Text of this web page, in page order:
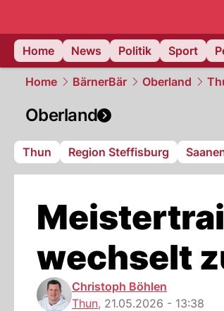
Home
News Politik Sport
Home BärnerBär Oberland
Oberland
Thun Region Steffisburg
wechselt
Christoph Böhlen
Thun, 21.05.2026 - 13:38